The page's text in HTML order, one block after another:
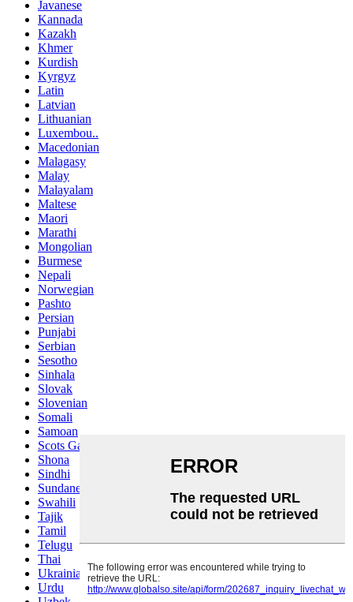
Javanese
Kannada
Kazakh
Khmer
Kurdish
Kyrgyz
Latin
Latvian
Lithuanian
Luxembou..
Macedonian
Malagasy
Malay
Malayalam
Maltese
Maori
Marathi
Mongolian
Burmese
Nepali
Norwegian
Pashto
Persian
Punjabi
Serbian
Sesotho
Sinhala
Slovak
Slovenian
Somali
Samoan
Scots Gaelic
Shona
Sindhi
Sundanese
Swahili
Tajik
Tamil
Telugu
Thai
Ukrainian
Urdu